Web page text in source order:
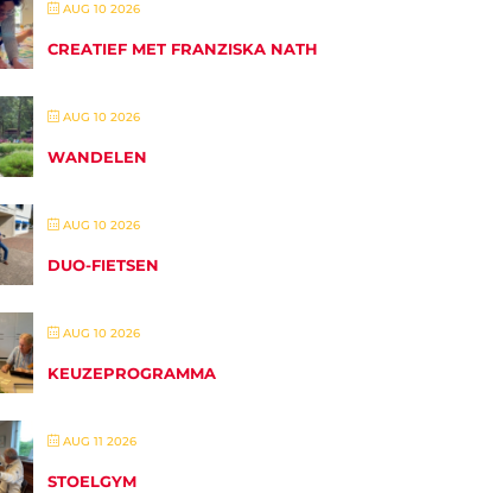
AUG 10 2026
CREATIEF MET FRANZISKA NATH
AUG 10 2026
WANDELEN
AUG 10 2026
DUO-FIETSEN
AUG 10 2026
KEUZEPROGRAMMA
AUG 11 2026
STOELGYM